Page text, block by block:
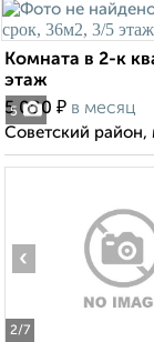
5
Комната в 2-к
этаж
5 000 ₽ в месяц
Советский район,
2/7
‹